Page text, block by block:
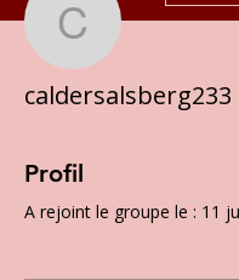
caldersalsberg233
Profil
A rejoint le groupe le : 11